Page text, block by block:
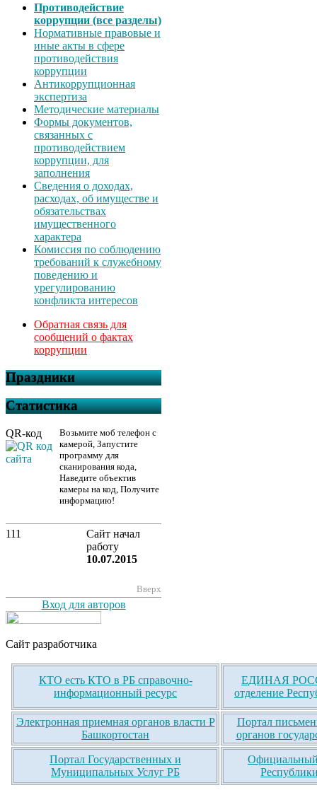
Противодействие
коррупции (все разделы)
Нормативные правовые и
иные акты в сфере
противодействия
коррупции
Антикоррупционная
экспертиза
Методические материалы
Формы документов,
связанных с
противодействием
коррупции, для
заполнения
Сведения о доходах,
расходах, об имуществе и
обязательствах
имущественного
характера
Комиссия по соблюдению
требований к служебному
поведению и
урегулированию
конфликта интересов
Обратная связь для
сообщений о фактах
коррупции
Праздники
Статистика
QR-код
Возьмите моб телефон с
камерой, Запустите
программу для
сканирования кода,
Наведите объектив
камеры на код, Получите
информацию!
111
Сайт начал
работу
10.07.2015
Вверх
Вход для авторов
Сайт разработчика
КТО есть КТО в РБ справочно-
информационный ресурс
ЕДИНАЯ
отделение
Электронная приемная органов власти Р
Башкортостан
Портал
органов
Портал Государственных и
Муниципальных Услуг РБ
Официальный